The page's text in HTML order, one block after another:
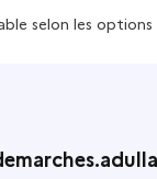
selon les options